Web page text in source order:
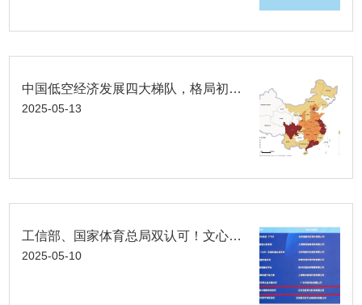
中国低空经济发展四大梯队，格局初显！
2025-05-13
工信部、国家体育总局双认可！文心体育解决方案入选智能体育典型案例
2025-05-10